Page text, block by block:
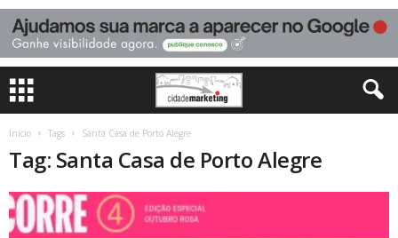
Início Tags Santa Casa de Porto Alegre
Tag: Santa Casa de Porto Alegre